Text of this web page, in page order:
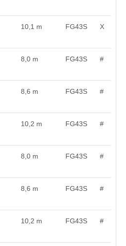
10,1 m FG43S X
8,0 m FG43S #
8,6 m FG43S #
10,2 m FG43S #
8,0 m FG43S #
8,6 m FG43S #
10,2 m FG43S #